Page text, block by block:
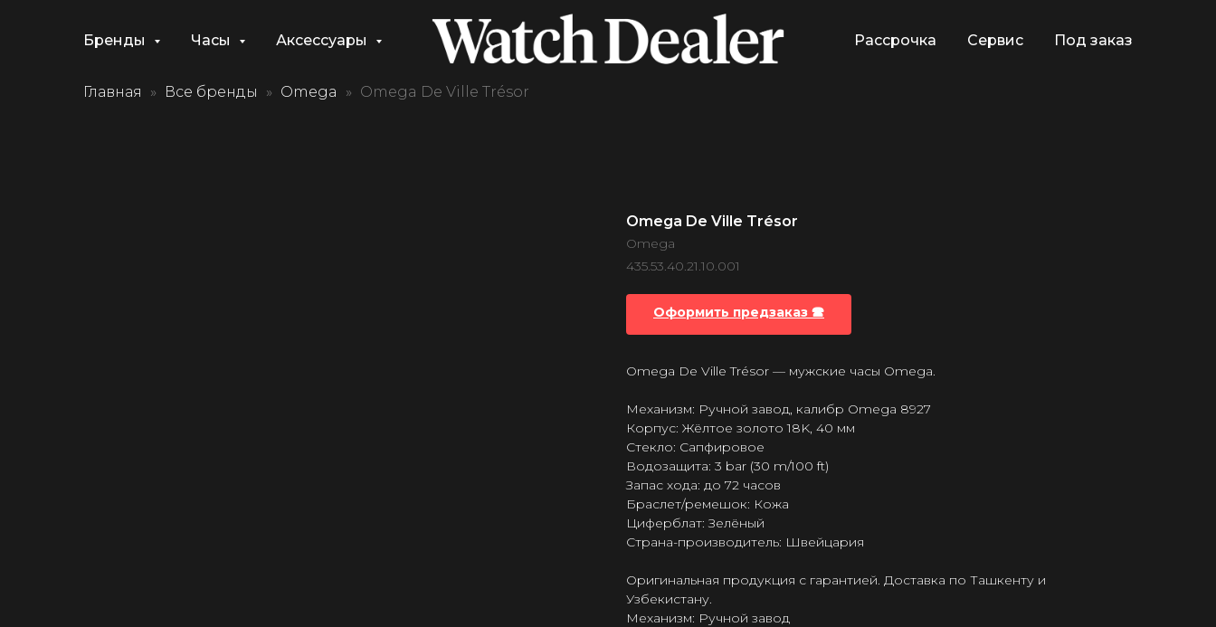
Бренды Часы Аксессуары Рассрочка Сервис Под заказ
Главная Все бренды Omega Omega De Ville Trésor
Omega De Ville Trésor
Omega
435.53.40.21.10.001
Оформить предзаказ 🕿
Omega De Ville Trésor — мужские часы Omega.
Механизм: Ручной завод, калибр Omega 8927
Корпус: Жёлтое золото 18K, 40 мм
Стекло: Сапфировое
Водозащита: 3 bar (30 m/100 ft)
Запас хода: до 72 часов
Браслет/ремешок: Кожа
Циферблат: Зелёный
Страна-производитель: Швейцария
Оригинальная продукция с гарантией. Доставка по Ташкенту и
Узбекистану.
Механизм: Ручной завод